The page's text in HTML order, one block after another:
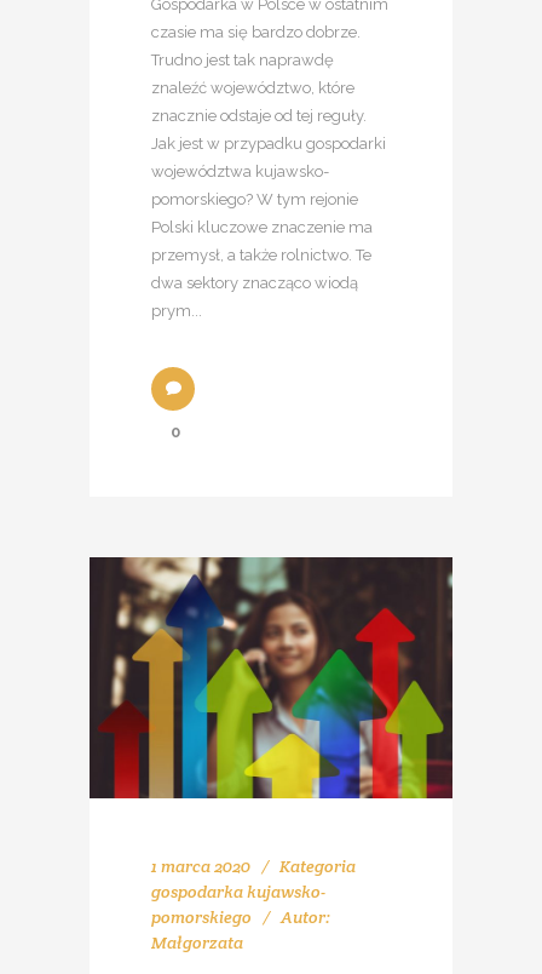
Gospodarka w Polsce w ostatnim
czasie ma się bardzo dobrze.
Trudno jest tak naprawdę
znaleźć województwo, które
znacznie odstaje od tej reguły.
Jak jest w przypadku gospodarki
województwa kujawsko-
pomorskiego? W tym rejonie
Polski kluczowe znaczenie ma
przemysł, a także rolnictwo. Te
dwa sektory znacząco wiodą
prym...
0
1 marca 2020
Kategoria
gospodarka kujawsko-
pomorskiego
Autor:
Małgorzata